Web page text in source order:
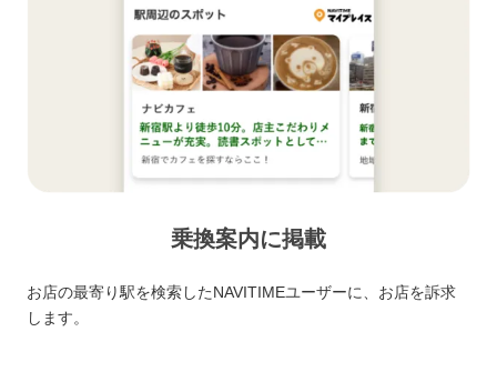
乗換案内に掲載
お店の最寄り駅を検索したNAVITIMEユーザーに、お店を訴求
します。